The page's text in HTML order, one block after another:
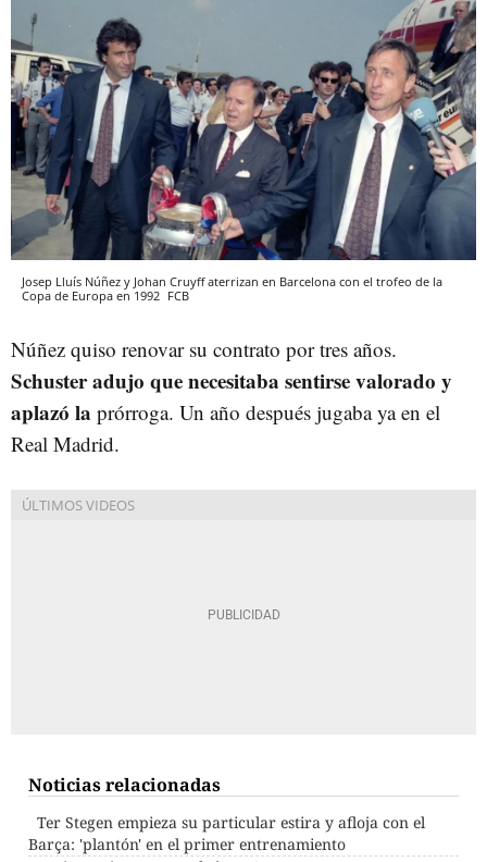
Josep Lluís Núñez y Johan Cruyff aterrizan en Barcelona con el trofeo de la
Copa de Europa en 1992 FCB
Núñez quiso renovar su contrato por tres años.
Schuster adujo que necesitaba sentirse valorado y
aplazó la prórroga. Un año después jugaba ya en el
Real Madrid.
Noticias relacionadas
Ter Stegen empieza su particular estira y afloja con el
Barça: 'plantón' en el primer entrenamiento